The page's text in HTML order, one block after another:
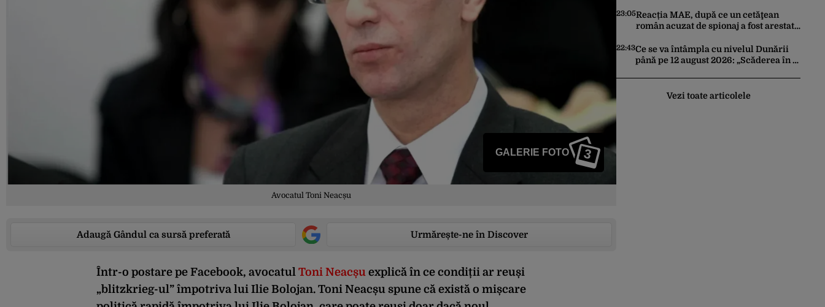
GALERIE FOTO 3
Avocatul Toni Neacșu
Adaugă Gândul ca sursă preferată Urmărește-ne în Discover
Într-o postare pe Facebook, avocatul Toni Neacșu explică în ce condiții ar reuși
„blitzkrieg-ul” împotriva lui Ilie Bolojan. Toni Neacșu spune că există o mișcare
deficitul fiind motivul scandalului
23:05Reacția MAE, după ce un cetăţean
român acuzat de spionaj a fost arestat
ucrainean ca să asasineze un
producător de drone
22:43Ce se va întâmpla cu nivelul Dunării
până pe 12 august 2026: „Scăderea în 7
Vezi toate articolele